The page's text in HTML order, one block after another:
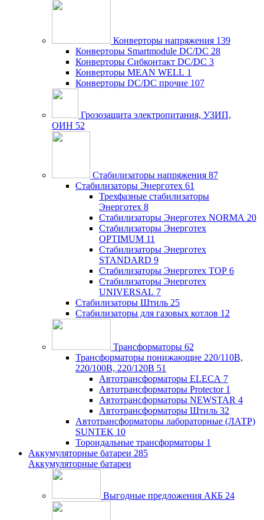
Конверторы напряжения 139
Конверторы Smartmodule DC/DC 28
Конверторы Сибконтакт DC/DC 3
Конверторы MEAN WELL 1
Конверторы DC/DC прочие 107
Грозозащита электропитания, УЗИП,
ОИН 52
Стабилизаторы напряжения 87
Стабилизаторы Энерготех 61
Трехфазные стабилизаторы
Энерготех 8
Стабилизаторы Энерготех NORMA 20
Стабилизаторы Энерготех
OPTIMUM 11
Стабилизаторы Энерготех
STANDARD 9
Стабилизаторы Энерготех TOP 6
Стабилизаторы Энерготех
UNIVERSAL 7
Стабилизаторы Штиль 25
Стабилизаторы для газовых котлов 12
Трансформаторы 62
Трансформаторы понижающие 220/110В,
220/100В, 220/120В 51
Автотрансформаторы ELECA 7
Автотрансформаторы Protector 1
Автотрансформаторы NEWSTAR 4
Автотрансформаторы Штиль 32
Автотрансформаторы лабораторные (ЛАТР)
SUNTEK 10
Тороидальные трансформаторы 1
Аккумуляторные батареи 285
Аккумуляторные батареи
Выгодные предложения АКБ 24